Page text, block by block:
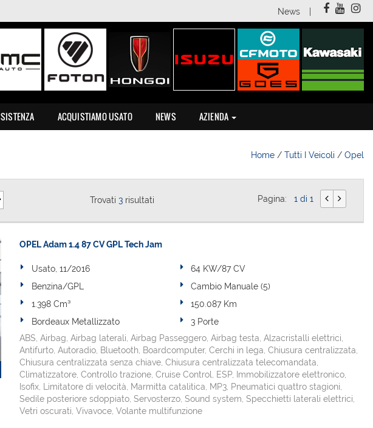
News
ACQUISTIAMO USATO NEWS AZIENDA
Home / Tutti I Veicoli / Opel
Trovati3 risultati Pagina: 1 di 1
OPEL Adam 1.4 87 CV GPL Tech Jam
Usato, 11/2016
64 KW/87 CV
Benzina/GPL
Cambio Manuale (5)
1.398 Cm³
150.087 Km
Bordeaux Metallizzato
3 Porte
ABS, Airbag, Airbag laterali, Airbag Passeggero, Airbag testa, Alzacristalli elettrici,
Antifurto, Autoradio, Bluetooth, Boardcomputer, Cerchi in lega, Chiusura centralizzata,
Chiusura centralizzata senza chiave, Chiusura centralizzata telecomandata,
Climatizzatore, Controllo trazione, Cruise Control, ESP, Immobilizzatore elettronico,
Isofix, Limitatore di velocità, Marmitta catalitica, MP3, Pneumatici quattro stagioni,
Sedile posteriore sdoppiato, Servosterzo, Sound system, Specchietti laterali elettrici,
Vetri oscurati, Vivavoce, Volante multifunzione